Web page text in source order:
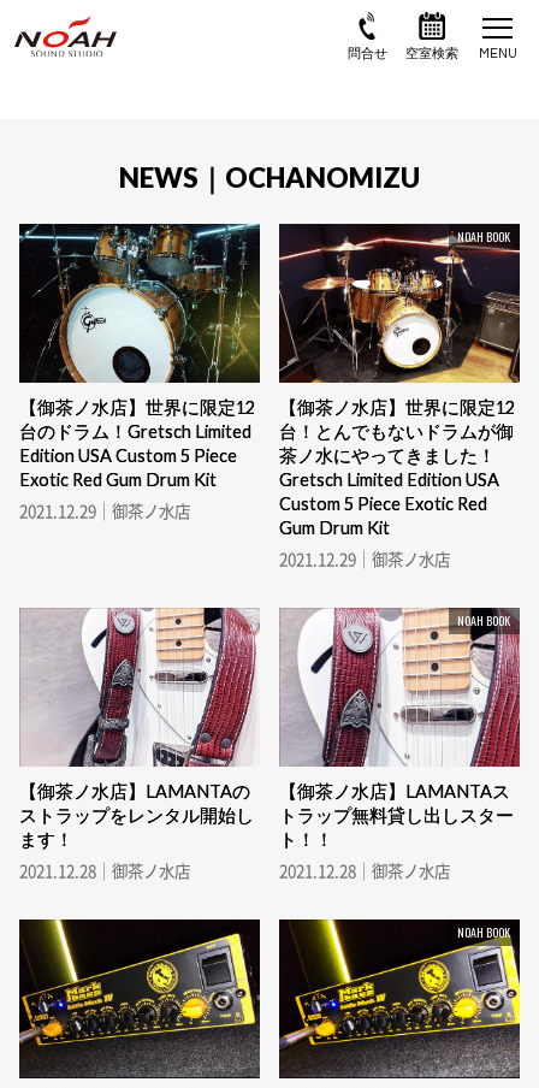
NEWS｜OCHANOMIZU
【御茶ノ水店】世界に限定12
台のドラム！Gretsch Limited
Edition USA Custom 5 Piece
Exotic Red Gum Drum Kit
2021.12.29｜御茶ノ水店
NOAH BOOK
【御茶ノ水店】世界に限定12
台！とんでもないドラムが御
茶ノ水にやってきました！
Gretsch Limited Edition USA
Custom 5 Piece Exotic Red
Gum Drum Kit
2021.12.29｜御茶ノ水店
【御茶ノ水店】LAMANTAの
ストラップをレンタル開始し
ます！
2021.12.28｜御茶ノ水店
NOAH BOOK
【御茶ノ水店】LAMANTAス
トラップ無料貸し出しスター
ト！！
2021.12.28｜御茶ノ水店
NOAH BOOK